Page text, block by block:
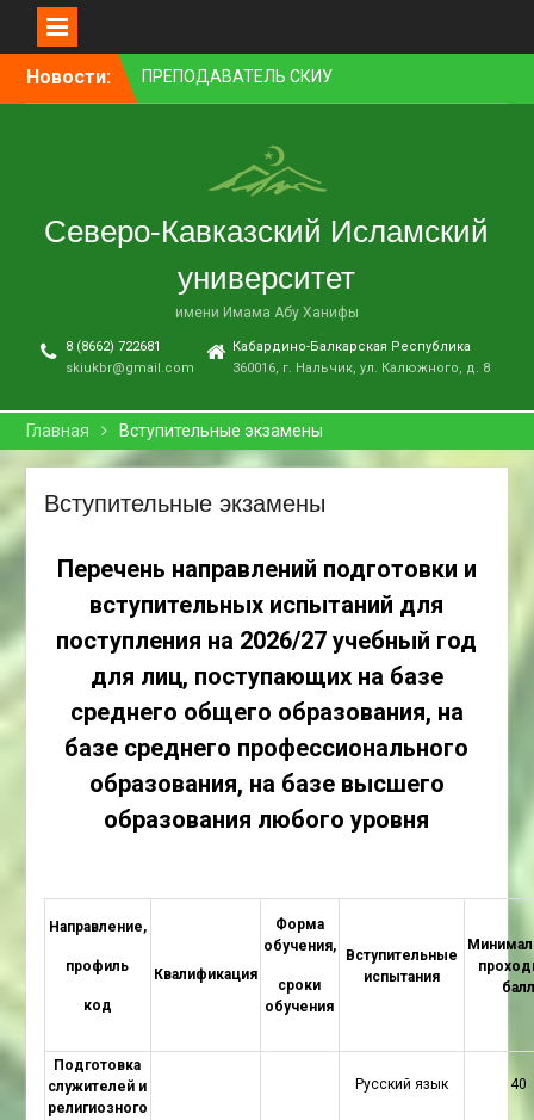
Перейти
Новости:
ПРЕПОДАВАТЕЛЬ СКИУ
ЗАНЯЛ ПЕРВОЕ МЕСТО В
НАУЧНАЯ СТАТЬЯ»
В НАЛЬЧИКЕ СОСТОЯЛСЯ
ПРЕМЬЕРНЫЙ ПОКАЗ
ФИЛЬМА «ОДИН ДЕНЬ
В СКИУ ПРОШЛИ
В АДМИНИСТРАЦИИ Г. О.
НАЛЬЧИК ПРОШЛО
ВОПРОСАМ
МЕЖНАЦИОНАЛЬНЫХ И
ОТНОШЕНИЙ
Северо-Кавказский Исламский
университет
имени Имама Абу Ханифы
8 (8662) 722681
skiukbr@gmail.com
Кабардино-Балкарская Республика
360016, г. Нальчик, ул. Калюжного, д. 8
Главная Вступительные экзамены
Вступительные экзамены
Перечень направлений подготовки и
вступительных испытаний для
поступления на 2026/27 учебный год
для лиц, поступающих на базе
среднего общего образования, на
базе среднего профессионального
образования, на базе высшего
образования любого уровня
Направление,
профиль
код
Квалификация
Форма
обучения,
сроки
обучения
Вступительные
испытания
балл
Подготовка
служителей и
религиозного
Русский язык 40